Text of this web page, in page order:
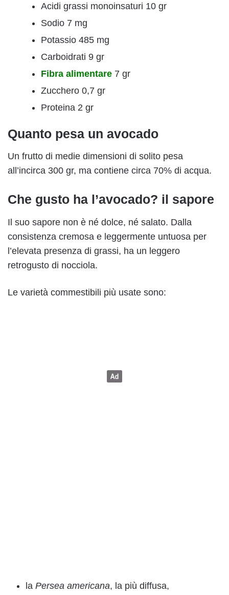
Acidi grassi monoinsaturi 10 gr
Sodio 7 mg
Potassio 485 mg
Carboidrati 9 gr
Fibra alimentare 7 gr
Zucchero 0,7 gr
Proteina 2 gr
Quanto pesa un avocado
Un frutto di medie dimensioni di solito pesa
all’incirca 300 gr, ma contiene circa 70% di acqua.
Che gusto ha l’avocado? il sapore
Il suo sapore non è né dolce, né salato. Dalla
consistenza cremosa e leggermente untuosa per
l’elevata presenza di grassi, ha un leggero
retrogusto di nocciola.
Le varietà commestibili più usate sono:
la Persea americana, la più diffusa,